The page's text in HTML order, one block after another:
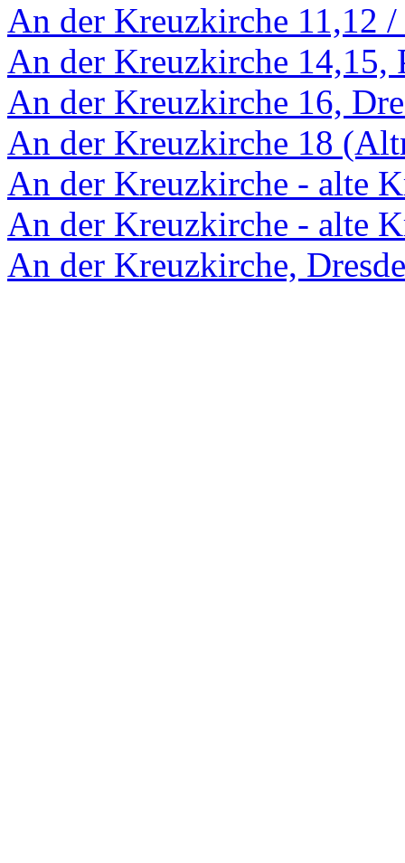
An der Kreuzkirche 11,12 /
An der Kreuzkirche 14,15,
An der Kreuzkirche 16,
An der Kreuzkirche 18
An der Kreuzkirche - alte
An der Kreuzkirche - alte
An der Kreuzkirche,